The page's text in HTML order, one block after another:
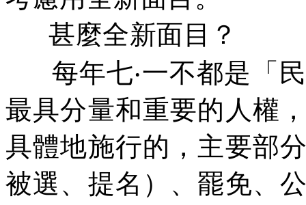
甚麼全新面目？
每年七‧一不都是「
最具分量和重要的人權
具體地施行的，主要部
被選、提名）、罷免、